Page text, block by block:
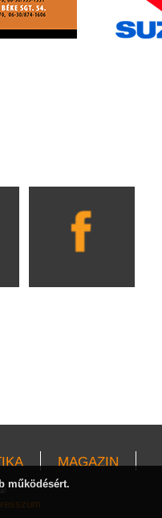
MAGAZIN
működésért.